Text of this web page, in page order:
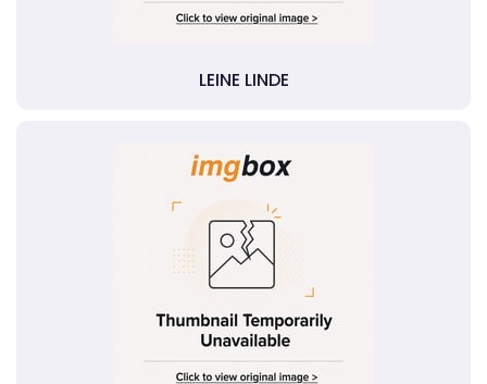
LEINE LINDE